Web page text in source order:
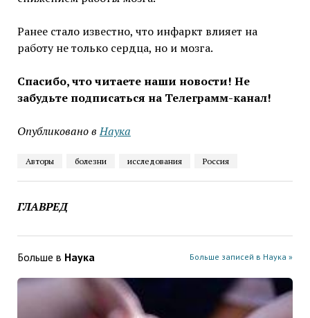
Ранее стало известно, что инфаркт влияет на
работу не только сердца, но и мозга.
Спасибо, что читаете наши новости! Не
забудьте подписаться на Телеграмм-канал!
Опубликовано в Наука
Авторы болезни исследования Россия
ГЛАВРЕД
Больше в Наука Больше записей в Наука »